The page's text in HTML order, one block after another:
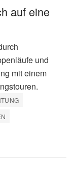
auf eine
und
mit einem